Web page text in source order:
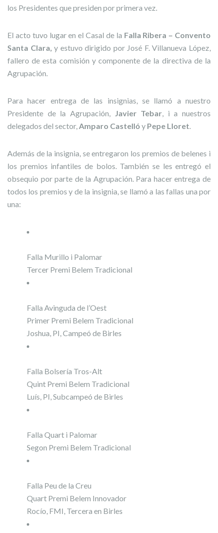
los Presidentes que presiden por primera vez.
El acto tuvo lugar en el Casal de la Falla Ribera – Convento
Santa Clara, y estuvo dirigido por José F. Villanueva López,
fallero de esta comisión y componente de la directiva de la
Agrupación.
Para hacer entrega de las insignias, se llamó a nuestro
Presidente de la Agrupación,
Javier Tebar , i a nuestros
delegados del sector, Amparo Castelló y Pepe Lloret
Además de la insignia, se entregaron los premios de belenes i
los premios infantiles de bolos. También se les entregó el
obsequio por parte de la Agrupación. Para hacer entrega de
todos los premios y de la insignia, se llamó a las fallas una por
una:
Falla Murillo i Palomar
Tercer Premi Belem Tradicional
Falla Avinguda de l’Oest
Primer Premi Belem Tradicional
Joshua, PI, Campeó de Birles
Falla Bolsería Tros-Alt
Quint Premi Belem Tradicional
Luís, PI, Subcampeó de Birles
Falla Quart i Palomar
Segon Premi Belem Tradicional
Falla Peu de la Creu
Quart Premi Belem Innovador
Rocío, FMI, Tercera en Birles